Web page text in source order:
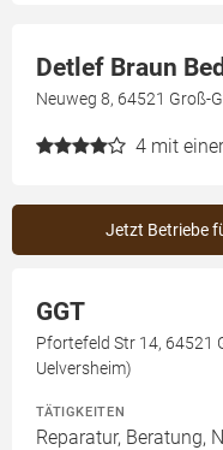
Detlef Braun
Neuweg 8, 64521 Groß-
4 mit
Jetzt Betriebe
GGT
Pfortefeld Str 14, 64521
Uelversheim)
TÄTIGKEITEN
Reparatur, Beratung,